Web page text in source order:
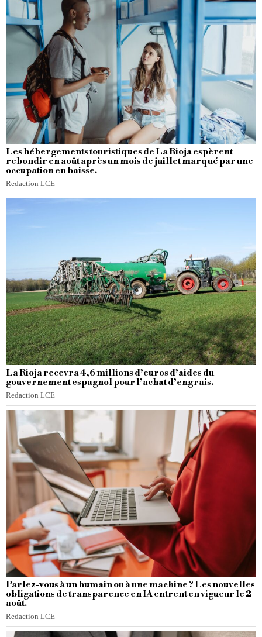
Les hébergements touristiques de La Rioja espèrent
rebondir en août après un mois de juillet marqué par une
occupation en baisse.
Redaction LCE
La Rioja recevra 4,6 millions d’euros d’aides du
gouvernement espagnol pour l’achat d’engrais.
Redaction LCE
Parlez-vous à un humain ou à une machine ? Les nouvelles
obligations de transparence en IA entrent en vigueur le 2
août.
Redaction LCE